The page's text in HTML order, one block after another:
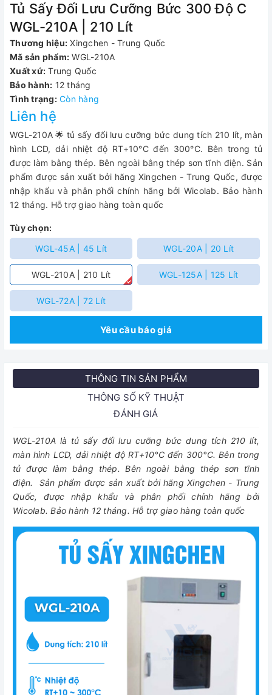
Tủ Sấy Đối Lưu Cưỡng Bức 300 Độ C
WGL-210A | 210 Lít
Thương hiệu: Xingchen - Trung Quốc
Mã sản phẩm: WGL-210A
Xuất xứ: Trung Quốc
Bảo hành: 12 tháng
Tình trạng: Còn hàng
Liên hệ
WGL-210A 🌟 tủ sấy đối lưu cưỡng bức dung tích 210 lít, màn
hình LCD, dải nhiệt độ RT+10°C đến 300°C. Bên trong tủ
được làm bằng thép. Bên ngoài bằng thép sơn tĩnh điện. Sản
phẩm được sản xuất bởi hãng Xingchen - Trung Quốc, được
nhập khẩu và phân phối chính hãng bởi Wicolab. Bảo hành
12 tháng. Hỗ trợ giao hàng toàn quốc
Tùy chọn:
WGL-45A | 45 Lít
WGL-20A | 20 Lít
WGL-210A | 210 Lít WGL-125A | 125 Lít
WGL-72A | 72 Lít
Yêu cầu báo giá
THÔNG TIN SẢN PHẨM
THÔNG SỐ KỸ THUẬT
ĐÁNH GIÁ
WGL-210A là tủ sấy đối lưu cưỡng bức dung tích 210 lít,
màn hình LCD, dải nhiệt độ RT+10°C đến 300°C. Bên trong
tủ được làm bằng thép. Bên ngoài bằng thép sơn tĩnh
điện. Sản phẩm được sản xuất bởi hãng Xingchen - Trung
Quốc, được nhập khẩu và phân phối chính hãng bởi
Wicolab. Bảo hành 12 tháng. Hỗ trợ giao hàng toàn quốc